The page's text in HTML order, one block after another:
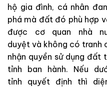
hộ gia đình, cá nhân
phá mà đất đó phù hợp
được cơ quan nhà
duyệt và không có tranh
nhận quyền sử dụng đất
tỉnh ban hành. Nếu
tỉnh quyết định thì